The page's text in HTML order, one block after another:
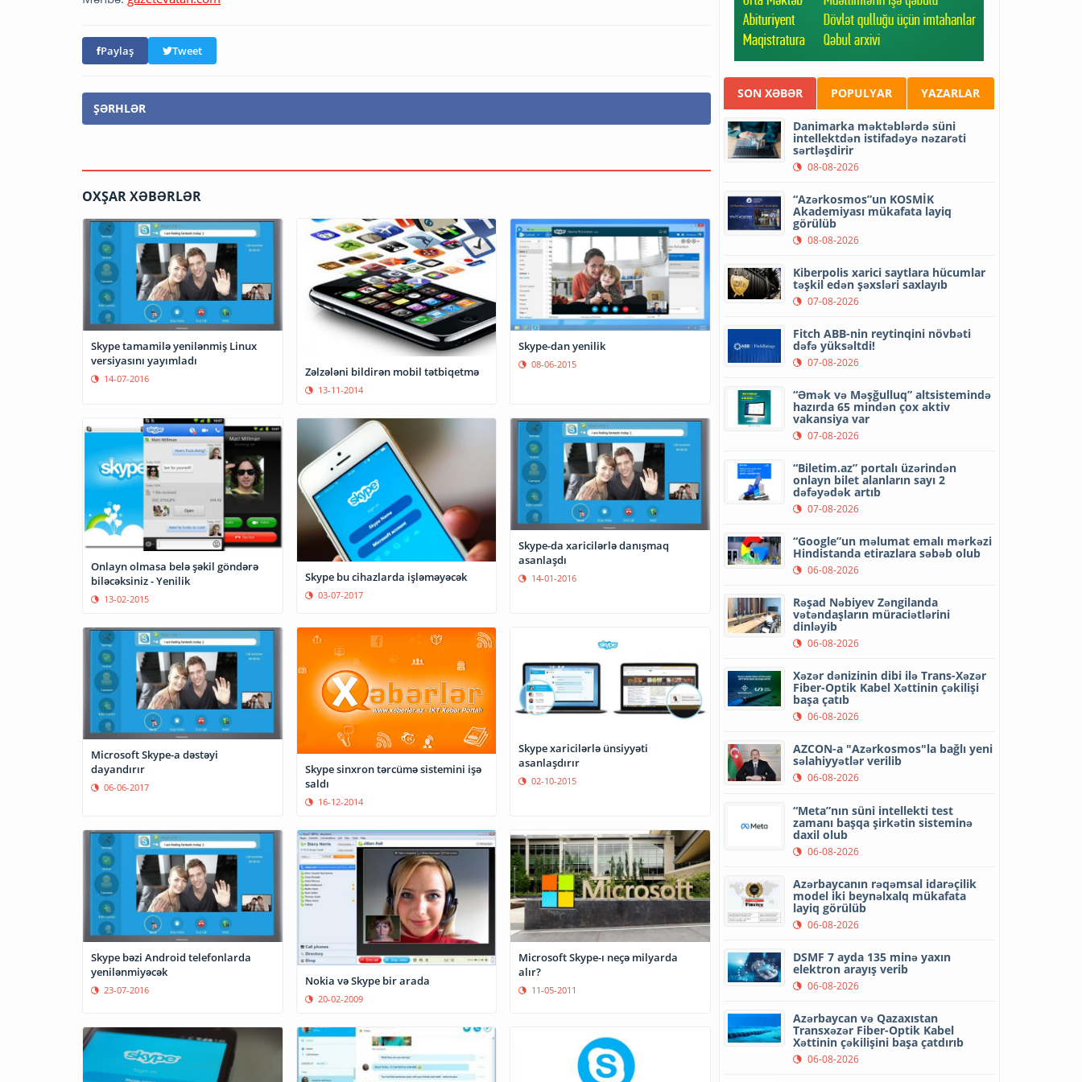
Paylaş Tweet
ŞƏRHLƏR
OXŞAR XƏBƏRLƏR
Skype tamamilə yenilənmiş Linux
versiyasını yayımladı
14-07-2016
Zəlzələni bildirən mobil tətbiqetmə
13-11-2014
Skype-dan yenilik
08-06-2015
Onlayn olmasa belə şəkil göndərə
biləcəksiniz - Yenilik
13-02-2015
Skype bu cihazlarda işləməyəcək
03-07-2017
Skype-da xaricilərlə danışmaq
asanlaşdı
14-01-2016
Microsoft Skype-a dəstəyi
dayandırır
06-06-2017
Skype sinxron tərcümə sistemini işə
saldı
16-12-2014
Skype xaricilərlə ünsiyyəti
asanlaşdırır
02-10-2015
Skype bəzi Android telefonlarda
yenilənmiyəcək
23-07-2016
Nokia və Skype bir arada
20-02-2009
Microsoft Skype-ı neçə milyarda
alır?
11-05-2011
SON XƏBƏR POPULYAR YAZARLAR
Danimarka məktəblərdə süni
intellektdən istifadəyə nəzarəti
sərtləşdirir
08-08-2026
“Azərkosmos”un KOSMİK
Akademiyası mükafata layiq
görülüb
08-08-2026
Kiberpolis xarici saytlara hücumlar
təşkil edən şəxsləri saxlayıb
07-08-2026
Fitch ABB-nin reytinqini növbəti
dəfə yüksəltdi!
07-08-2026
“Əmək və Məşğulluq” altsistemində
hazırda 65 mindən çox aktiv
vakansiya var
07-08-2026
“Biletim.az” portalı üzərindən
onlayn bilet alanların sayı 2
dəfəyədək artıb
07-08-2026
“Google”un məlumat emalı mərkəzi
Hindistanda etirazlara səbəb olub
06-08-2026
Rəşad Nəbiyev Zəngilanda
vətəndaşların müraciətlərini
dinləyib
06-08-2026
Xəzər dənizinin dibi ilə Trans-Xəzər
Fiber-Optik Kabel Xəttinin çəkilişi
başa çatıb
06-08-2026
AZCON-a "Azərkosmos"la bağlı yeni
səlahiyyətlər verilib
06-08-2026
“Meta”nın süni intellekti test
zamanı başqa şirkətin sisteminə
daxil olub
06-08-2026
Azərbaycanın rəqəmsal idarəçilik
model iki beynəlxalq mükafata
layiq görülüb
06-08-2026
DSMF 7 ayda 135 minə yaxın
elektron arayış verib
06-08-2026
Azərbaycan və Qazaxıstan
Transxəzər Fiber-Optik Kabel
Xəttinin çəkilişini başa çatdırıb
06-08-2026